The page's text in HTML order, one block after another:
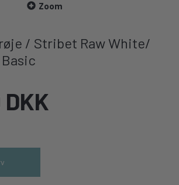
Zoom
/ Stribet Raw White/